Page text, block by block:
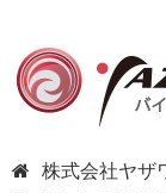
株式会社ヤザ